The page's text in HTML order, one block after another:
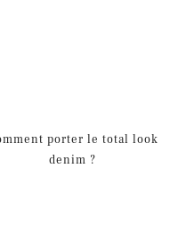
porter le total look
denim ?